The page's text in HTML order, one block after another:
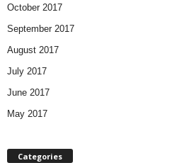
October 2017
September 2017
August 2017
July 2017
June 2017
May 2017
Categories